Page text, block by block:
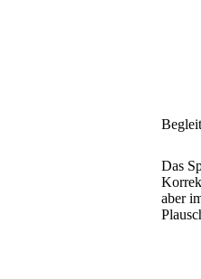
Das
aber